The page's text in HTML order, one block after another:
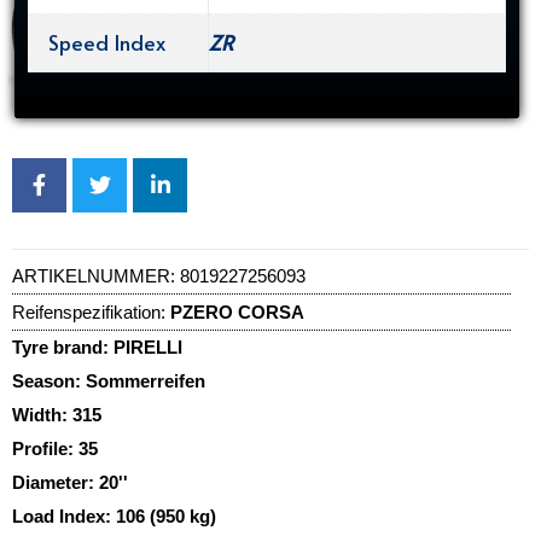
Speed Index
ZR
ARTIKELNUMMER: 8019227256093
Reifenspezifikation: PZERO CORSA
Tyre brand: PIRELLI
Season: Sommerreifen
Width: 315
Profile: 35
Diameter: 20''
Load Index: 106 (950 kg)